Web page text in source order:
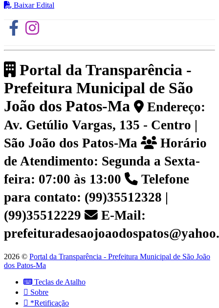
Baixar Edital
Portal da Transparência -
Prefeitura Municipal de São
João dos Patos-Ma
Endereço:
Av. Getúlio Vargas, 135 - Centro |
São João dos Patos-Ma
Horário
de Atendimento: Segunda a Sexta-
feira: 07:00 às 13:00
Telefone
para contato: (99)35512328 |
(99)35512229
E-Mail:
2026 © Portal da Transparência - Prefeitura Municipal de São João
dos Patos-Ma
Teclas de Atalho
Sobre
*Retificação